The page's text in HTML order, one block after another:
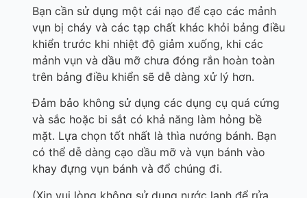
Bạn cần sử dụng một cái nạo để cạo các mảnh
vụn bị cháy và các tạp chất khác khỏi bảng điều
khiển trước khi nhiệt độ giảm xuống, khi các
mảnh vụn và dầu mỡ chưa đóng rắn hoàn toàn
trên bảng điều khiển sẽ dễ dàng xử lý hơn.
Đảm bảo không sử dụng các dụng cụ quá cứng
và sắc hoặc bi sắt có khả năng làm hỏng bề
mặt. Lựa chọn tốt nhất là thìa nướng bánh. Bạn
có thể dễ dàng cạo dầu mỡ và vụn bánh vào
khay đựng vụn bánh và đổ chúng đi.
(Xin vui lòng không sử dụng nước lạnh để rửa